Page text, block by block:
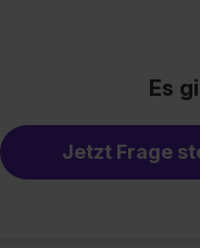
Es
Jetzt Frage